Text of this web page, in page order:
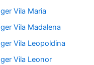
Vila Maria
Vila Madalena
Vila Leopoldina
Vila Leonor